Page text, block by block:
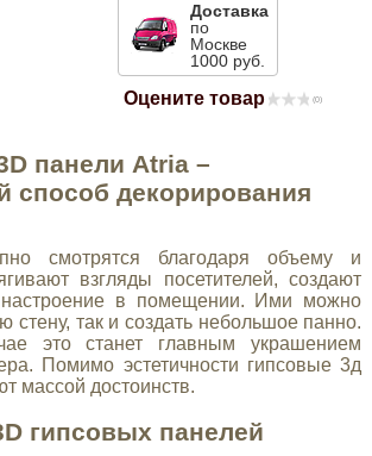
Доставка
по
Москве
1000 руб.
Оцените товар (0)
панели Atria –
способ декорирования
смотрятся благодаря объему и
взгляды посетителей, создают
настроение в помещении. Ими можно
стену, так и создать небольшое панно.
это станет главным украшением
Помимо эстетичности гипсовые 3д
массой достоинств.
гипсовых панелей